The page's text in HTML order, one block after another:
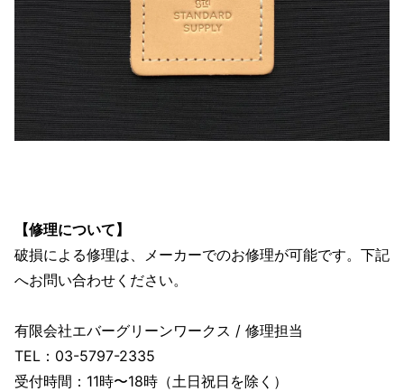
【修理について】
破損による修理は、メーカーでのお修理が可能です。下記
へお問い合わせください。
有限会社エバーグリーンワークス / 修理担当
TEL：03-5797-2335
受付時間：11時〜18時（土日祝日を除く）